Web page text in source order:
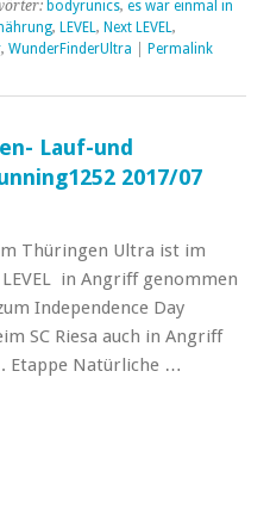
bodyrunics, es war einmal in
, LEVEL, Next LEVEL,
, WunderFinderUltra Permalink
Lauf-und
2017/07
Thüringen Ultra ist im
in Angriff genommen
Independence Day
SC Riesa auch in Angriff
Etappe Natürliche …